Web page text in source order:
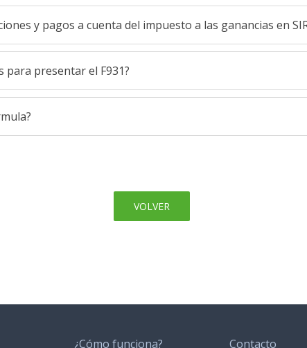
y pagos a cuenta del impuesto a las ganancias en
para presentar el F931?
VOLVER
¿Cómo funciona? Contacto